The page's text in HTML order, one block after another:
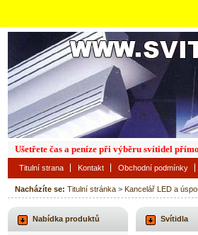
Nacházíte se: Titulní stránka > Kancelář LED a
Svítidla
Nabídka produktů
Titulní strana Kontakt Obchodní podmínky
Ušetřete čas a peníze při výběru svítidel